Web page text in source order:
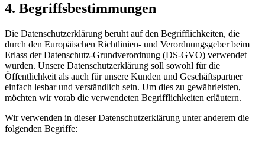
4. Begriffsbestimmungen
Die Datenschutzerklärung beruht auf den Begrifflichkeiten, die
durch den Europäischen Richtlinien- und Verordnungsgeber beim
Erlass der Datenschutz-Grundverordnung (DS-GVO) verwendet
wurden. Unsere Datenschutzerklärung soll sowohl für die
Öffentlichkeit als auch für unsere Kunden und Geschäftspartner
einfach lesbar und verständlich sein. Um dies zu gewährleisten,
möchten wir vorab die verwendeten Begrifflichkeiten erläutern.
Wir verwenden in dieser Datenschutzerklärung unter anderem die
folgenden Begriffe: